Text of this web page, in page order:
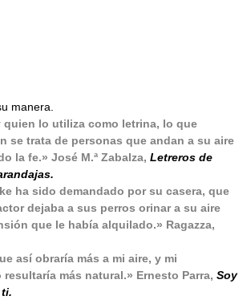
manera.
quien lo utiliza como letrina, lo que
se trata de personas que andan a su aire
la fe.» José M.ª Zabalza, Letreros de
ha sido demandado por su casera, que
dejaba a sus perros orinar a su aire
que le había alquilado.» Ragazza,
así obraría más a mi aire, y mi
más natural.» Ernesto Parra, Soy